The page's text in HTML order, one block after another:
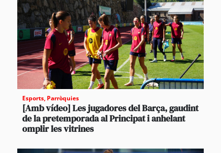
Esports, Parròquies
[Amb vídeo] Les jugadores del Barça, gaudint
de la pretemporada al Principat i anhelant
omplir les vitrines